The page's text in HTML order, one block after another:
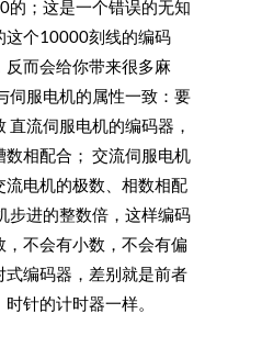
的；这是一个错误的无知
这个10000刻线的编码
而会给你带来很多麻
伺服电机的属性一致：要
直流伺服电机的编码器，
相配合； 交流伺服电机
流电机的极数、相数相配
步进的整数倍，这样编码
不会有小数，不会有偏
式编码器，差别就是前者
针的计时器一样。